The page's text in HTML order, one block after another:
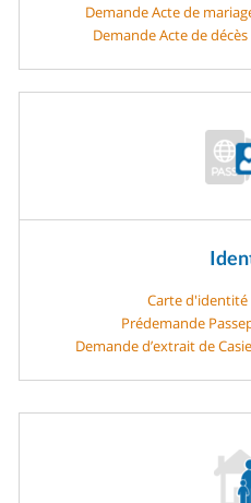
Demande Acte de
Demande Acte de
Carte
Prédemande
Demande d’extrait de